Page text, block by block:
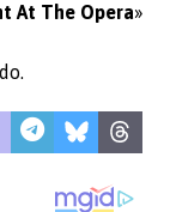
At The Opera»